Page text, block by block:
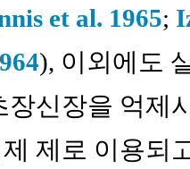
et al. 1965;
), 이외에도
장신장을 억제
제로 이용되